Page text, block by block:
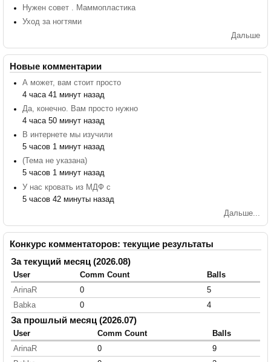
Нужен совет . Маммопластика
Уход за ногтями
Дальше
Новые комментарии
А может, вам стоит просто
4 часа 41 минут назад
Да, конечно. Вам просто нужно
4 часа 50 минут назад
В интернете мы изучили
5 часов 1 минут назад
(Тема не указана)
5 часов 1 минут назад
У нас кровать из МДФ с
5 часов 42 минуты назад
Дальше...
Конкурс комментаторов: текущие результаты
За текущий месяц (2026.08)
User Comm Count
Balls
ArinaR
0
5
Babka
0 4
За прошлый месяц (2026.07)
User Comm Count
Balls
ArinaR
0
9